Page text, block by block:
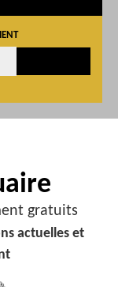
gratuits
actuelles et